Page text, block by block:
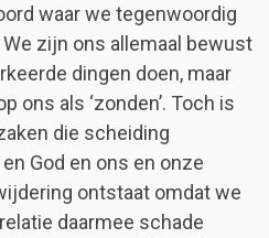
waar we tegenwoordig
zijn ons allemaal bewust
dingen doen, maar
ons als ‘zonden’. Toch is
die scheiding
God en ons en onze
ontstaat omdat we
daarmee schade